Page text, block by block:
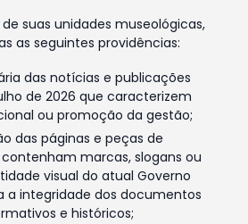
suas unidades museológicas,
as seguintes providências:
das notícias e publicações
de 2026 que caracterizem
ou promoção da gestão;
das páginas e peças de
marcas, slogans ou
visual do atual Governo
a integridade dos documentos
e históricos;